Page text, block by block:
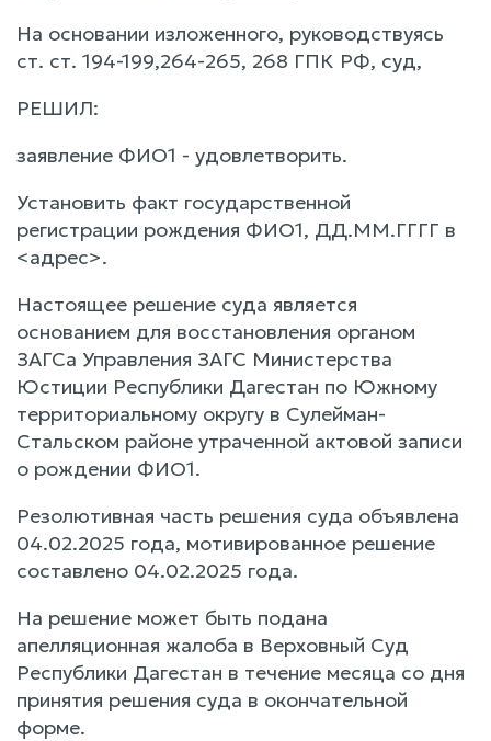
На основании изложенного, руководствуясь
ст. ст. 194-199,264-265, 268 ГПК РФ, суд,
РЕШИЛ:
заявление ФИО1 - удовлетворить.
Установить факт государственной
регистрации рождения ФИО1, ДД.ММ.ГГГГ в
<адрес>.
Настоящее решение суда является
основанием для восстановления органом
ЗАГСа Управления ЗАГС Министерства
Юстиции Республики Дагестан по Южному
территориальному округу в Сулейман-
Стальском районе утраченной актовой записи
о рождении ФИО1.
Резолютивная часть решения суда объявлена
04.02.2025 года, мотивированное решение
составлено 04.02.2025 года.
На решение может быть подана
апелляционная жалоба в Верховный Суд
Республики Дагестан в течение месяца со дня
принятия решения суда в окончательной
форме.